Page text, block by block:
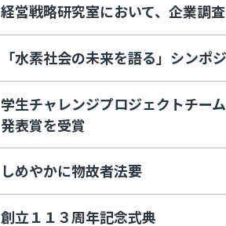
経営戦略研究室において、企業調
「水素社会の未来を語る」シンポ
学生チャレンジプロジェクトチー
発表賞を受賞
しめやかに物故者法要
創立１１３周年記念式典